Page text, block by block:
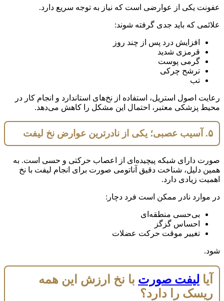
عفونت یکی از عوارضی است که نیاز به توجه سریع دارد.
علائمی که باید جدی گرفته شوند:
افزایش درد پس از چند روز
قرمزی شدید
گرمی پوست
ترشح چرکی
تب
رعایت اصول استریل، استفاده از نخ‌های استاندارد و انجام کار در
محیط پزشکی معتبر، احتمال این مشکل را کاهش می‌دهد.
۵. آسیب عصبی؛ یکی از نادرترین عوارض نخ لیفت
صورت دارای شبکه پیچیده‌ای از اعصاب حرکتی و حسی است. به
همین دلیل، شناخت دقیق آناتومی صورت برای انجام لیفت با نخ
اهمیت زیادی دارد.
در موارد نادر ممکن است فرد دچار:
بی‌حسی منطقه‌ای
احساس گزگز
تغییر موقت حرکت عضلات
شود.
آیا لیفت صورت با نخ ارزش این همه
ریسک را دارد؟